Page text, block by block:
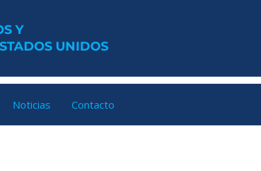
Y
UNIDOS
Noticias Contacto